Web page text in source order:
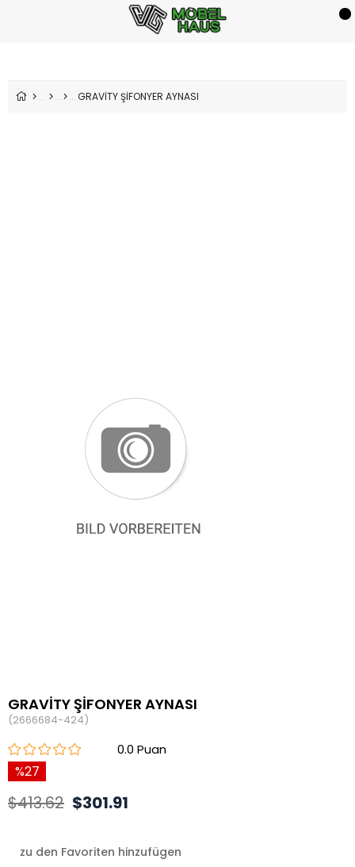
GRAVİTY ŞİFONYER AYNASI
GRAVİTY ŞİFONYER AYNASI
(2666684-424)
0.0
27
$413.62 $301.91
zu den Favoriten hinzufügen